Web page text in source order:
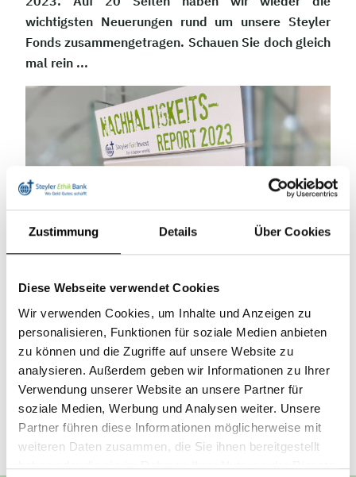
Zustimmung Details Über Cookies
Diese Webseite verwendet Cookies
Wir verwenden Cookies, um Inhalte und Anzeigen zu
personalisieren, Funktionen für soziale Medien anbieten
zu können und die Zugriffe auf unsere Website zu
analysieren. Außerdem geben wir Informationen zu Ihrer
Verwendung unserer Website an unsere Partner für
soziale Medien, Werbung und Analysen weiter. Unsere
Partner führen diese Informationen möglicherweise mit
weiteren Daten zusammen, die Sie ihnen bereitgestellt
haben oder die sie im Rahmen Ihrer Nutzung der Dienste
wichtigsten Neuerungen rund um unsere Steyler
Fonds zusammengetragen. Schauen Sie doch gleich
mal rein ...
Der Report als Pdf (Download)
Zurück